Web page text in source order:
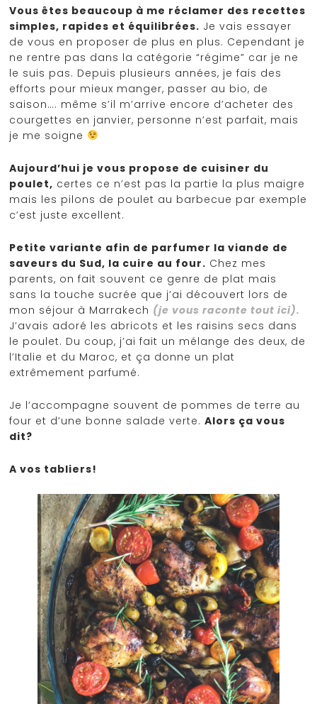
Vous êtes beaucoup à me réclamer des recettes
simples, rapides et équilibrées. Je vais essayer
de vous en proposer de plus en plus. Cependant je
ne rentre pas dans la catégorie “régime” car je ne
le suis pas. Depuis plusieurs années, je fais des
efforts pour mieux manger, passer au bio, de
saison…. même s’il m’arrive encore d’acheter des
courgettes en janvier, personne n’est parfait, mais
je me soigne
Aujourd’hui je vous propose de cuisiner du
poulet, certes ce n’est pas la partie la plus maigre
mais les pilons de poulet au barbecue par exemple
c’est juste excellent.
Petite variante afin de parfumer la viande de
saveurs du Sud, la cuire au four. Chez mes
parents, on fait souvent ce genre de plat mais
sans la touche sucrée que j’ai découvert lors de
mon séjour à Marrakech (je vous raconte tout ici).
J’avais adoré les abricots et les raisins secs dans
le poulet. Du coup, j’ai fait un mélange des deux, de
l’Italie et du Maroc, et ça donne un plat
extrêmement parfumé.
Je l’accompagne souvent de pommes de terre au
four et d’une bonne salade verte.Alors ça vous
dit?
A vos tabliers!